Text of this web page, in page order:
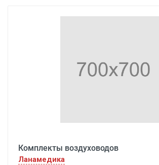
Комплекты воздуховодов
Ланамедика